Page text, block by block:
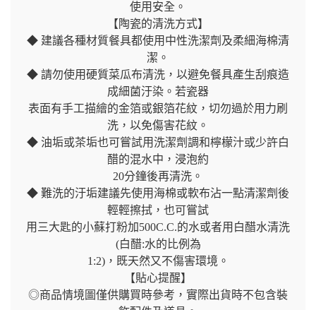
使用安全。
【陶瓷的清洗方式】
◆ 建議各種材質餐具都使用中性洗潔劑及柔細海棉清
潔。
◆ 請勿使用硬質菜瓜布清洗，以避免餐具產生刮痕造
成細菌汙染。若瓷器
表面有手工描繪的金箔或銀箔花紋，切勿過於用力刷
洗，以免傷害花紋。
◆ 油垢或茶垢也可嘗試用洗潔劑調和檸檬汁或少許白
醋的混水中，浸泡約
20分鐘後再清洗。
◆ 難洗的汙垢建議先使用海棉或軟布沾一點清潔劑後
輕輕擦拭，也可嘗試
用三大匙的小蘇打粉加500C.C.的水或者用白醋水清洗
(白醋:水的比例為
1:2)，既天然又不傷害環境。
【貼心提醒】
◎商品情境圖僅供購買時參考，實際出貨時不包含裝